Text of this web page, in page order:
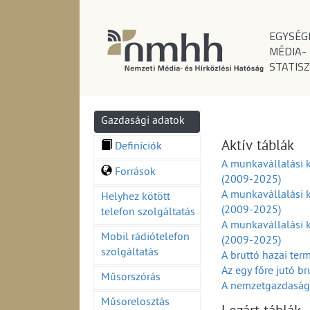
MÉDIA-
Gazdasági adatok
Definíciók
Források
Helyhez kötött
telefon szolgáltatás
Mobil rádiótelefon
szolgáltatás
Műsorszórás
Műsorelosztás
Aktív táblák
A munkavállalási
(2009-2025)
A munkavállalási
(2009-2025)
A munkavállalási
(2009-2025)
A bruttó hazai
Az egy főre jutó
A
A